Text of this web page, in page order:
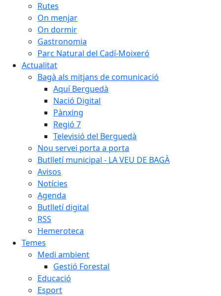
Rutes
On menjar
On dormir
Gastronomia
Parc Natural del Cadí-Moixeró
Actualitat
Bagà als mitjans de comunicació
Aquí Berguedà
Nació Digital
Pànxing
Regió 7
Televisió del Berguedà
Nou servei porta a porta
Butlletí municipal - LA VEU DE BAGÀ
Avisos
Notícies
Agenda
Butlletí digital
RSS
Hemeroteca
Temes
Medi ambient
Gestió Forestal
Educació
Esport